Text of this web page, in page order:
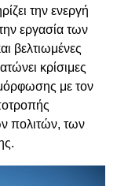
την ενεργή
εργασία των
βελτιωμένες
κρίσιμες
με τον
πολιτών, των